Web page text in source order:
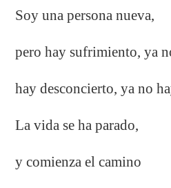
Soy una persona nueva,
pero hay sufrimiento, ya
hay desconcierto, ya no
La vida se ha parado,
y comienza el camino